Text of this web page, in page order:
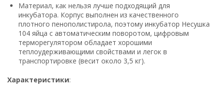
Материал, как нельзя лучше подходящий для
инкубатора. Корпус выполнен из качественного
плотного пенополистирола, поэтому инкубатор Несушка
104 яйца с автоматическим поворотом, цифровым
терморегулятором обладает хорошими
теплоудерживающими свойствами и легок в
транспортировке (весит около 3,5 кг).
Характеристики: